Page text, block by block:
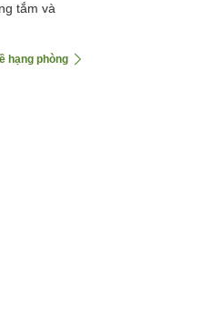
tắm và
hạng phòng